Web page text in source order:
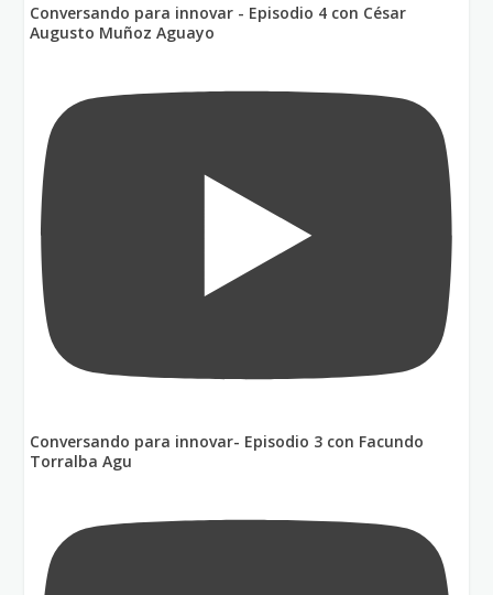
Conversando para innovar - Episodio 4 con César
Augusto Muñoz Aguayo
Conversando para innovar- Episodio 3 con Facundo
Torralba Agu